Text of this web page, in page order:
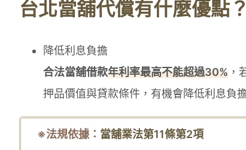
台北當舖代償有什麼優點？
降低利息負擔
合法當舖借款年利率最高不能超過30% ，
押品價值與貸款條件，有機會降低利息負
※法規依據： 當舖業法第11條第2項